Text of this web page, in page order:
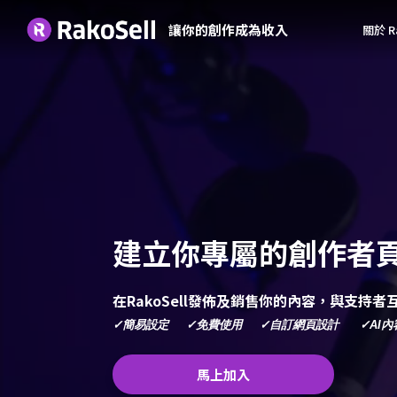
讓你的創作成為收入 關於
建立你專屬的創作者
在RakoSell發佈及銷售你的內容，與支持者
✓簡易設定 ✓免費使用 ✓自訂網頁設計 ✓AI內
馬上加入